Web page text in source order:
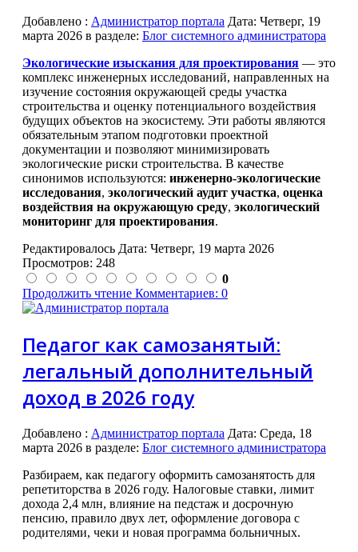
Добавлено : Администратор портала Дата: Четверг, 19
марта 2026 в разделе: Блог системного администратора
Экологические изыскания для проектирования — это
комплекс инженерных исследований, направленных на
изучение состояния окружающей среды участка
строительства и оценку потенциального воздействия
будущих объектов на экосистему. Эти работы являются
обязательным этапом подготовки проектной
документации и позволяют минимизировать
экологические риски строительства. В качестве
синонимов используются: инженерно-экологические
исследования, экологический аудит участка, оценка
воздействия на окружающую среду, экологический
мониторинг для проектирования.
Редактировалось Дата: Четверг, 19 марта 2026
Просмотров: 248
0
Продолжить чтение Комментариев: 0
Педагог как самозанятый:
легальный дополнительный
доход в 2026 году
Добавлено : Администратор портала Дата: Среда, 18
марта 2026 в разделе: Блог системного администратора
Разбираем, как педагогу оформить самозанятость для
репетиторства в 2026 году. Налоговые ставки, лимит
дохода 2,4 млн, влияние на педстаж и досрочную
пенсию, правило двух лет, оформление договора с
родителями, чеки и новая программа больничных.